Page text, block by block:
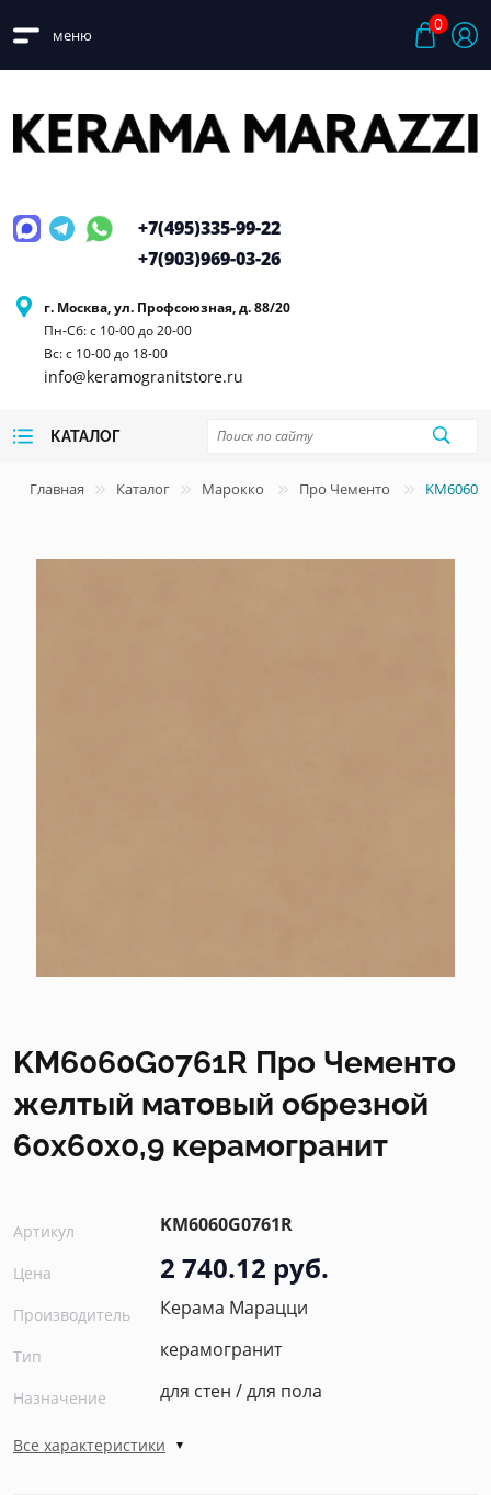
меню
0
г. Москва, ул. Профсоюзная, д. 88/20
Пн-Сб: с 10-00 до 20-00
Вс: с 10-00 до 18-00
info@keramogranitstore.ru
+7(495)335-99-22
+7(903)969-03-26
КАТАЛОГ
Главная Каталог Марокко Про Чементо
KM6060G0761R Про Чементо
желтый матовый обрезной
60х60x0,9 керамогранит
Артикул KM6060G0761R
Цена 2 740.12 руб.
Производитель Керама Марацци
Тип керамогранит
Назначение для стен / для пола
Все характеристики